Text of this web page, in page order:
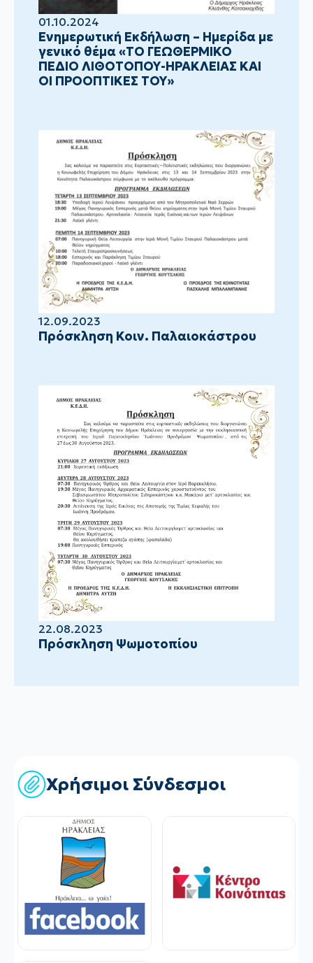
01.10.2024
Ενημερωτική Εκδήλωση – Ημερίδα με
γενικό θέμα «ΤΟ ΓΕΩΘΕΡΜΙΚΟ
ΠΕΔΙΟ ΛΙΘΟΤΟΠΟΥ-ΗΡΑΚΛΕΙΑΣ ΚΑΙ
ΟΙ ΠΡΟΟΠΤΙΚΕΣ ΤΟΥ»
12.09.2023
Πρόσκληση Κοιν. Παλαιοκάστρου
22.08.2023
Πρόσκληση Ψωμοτοπίου
Χρήσιμοι Σύνδεσμοι